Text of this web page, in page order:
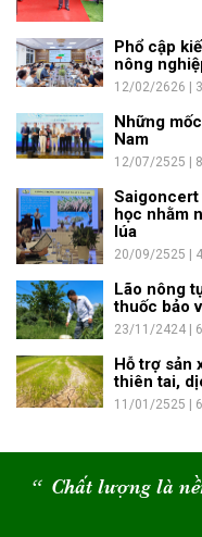
Phổ cập
nông
12/02/2626 |
Những
Nam
12/07/2525 |
Saigoncert
học nhằm
lúa
20/09/2525 |
Lão nông
thuốc bảo
23/11/2424 |
Hỗ trợ sản
thiên tai,
11/01/2525 |
“ Chất lượng là